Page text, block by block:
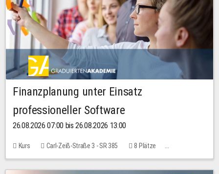
Finanzplanung unter Einsatz
professioneller Software
26.08.2026 07:00 bis 26.08.2026 13:00
Kurs Carl-Zeiß-Straße 3 - SR 385
8 Plätze
20,00 EUR